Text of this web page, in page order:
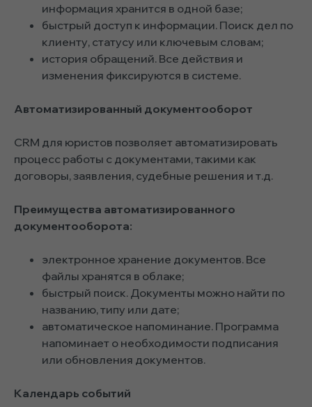
информация хранится в одной базе;
быстрый доступ к информации. Поиск дел по
клиенту, статусу или ключевым словам;
история обращений. Все действия и
изменения фиксируются в системе.
Автоматизированный документооборот
CRM для юристов позволяет автоматизировать
процесс работы с документами, такими как
договоры, заявления, судебные решения и т.д.
Преимущества автоматизированного
документооборота:
электронное хранение документов. Все
файлы хранятся в облаке;
быстрый поиск. Документы можно найти по
названию, типу или дате;
автоматическое напоминание. Программа
напоминает о необходимости подписания
или обновления документов.
Календарь событий